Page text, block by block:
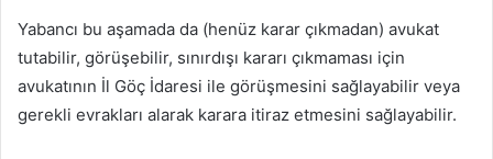
Yabancı bu aşamada da (henüz karar çıkmadan) avukat
tutabilir, görüşebilir, sınırdışı kararı çıkmaması için
avukatının İl Göç İdaresi ile görüşmesini sağlayabilir veya
gerekli evrakları alarak karara itiraz etmesini sağlayabilir.